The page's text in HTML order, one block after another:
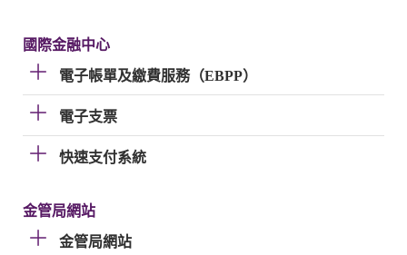
國際金融中心
電子帳單及繳費服務（EBPP）
電子支票
快速支付系統
金管局網站
金管局網站